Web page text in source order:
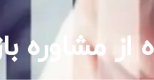
مشاوره